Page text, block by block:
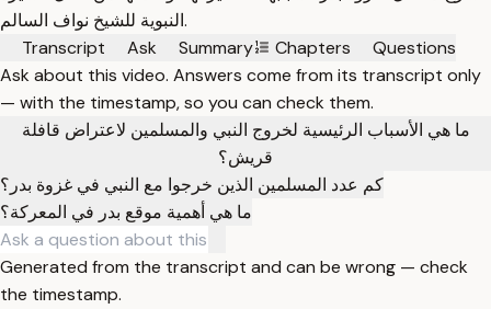
النبوية للشيخ نواف السالم.
Transcript
Ask Summary Chapters
Questions
Ask about this video. Answers come from its transcript only
— with the timestamp, so you can check them.
ما هي الأسباب الرئيسية لخروج النبي والمسلمين لاعتراض قافلة
قريش؟
كم عدد المسلمين الذين خرجوا مع النبي في غزوة بدر؟
ما هي أهمية موقع بدر في المعركة؟
Generated from the transcript and can be wrong — check
the timestamp.